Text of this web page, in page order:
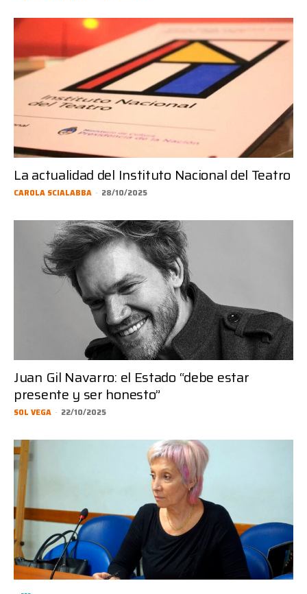
La actualidad del Instituto Nacional del Teatro
CAROLA SCIALABBA - 28/10/2025
Juan Gil Navarro: el Estado “debe estar
presente y ser honesto”
SOL VEGA - 22/10/2025